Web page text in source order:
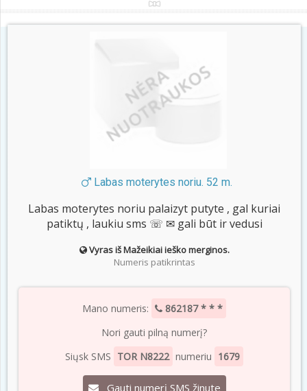
Labas moterytes noriu. 52 m.
Labas moterytes noriu palaizyt putyte , gal kuriai
patiktų , laukiu sms ☏ ✉ gali būt ir vedusi
Vyras iš Mažeikiai ieško merginos.
Numeris patikrintas
Mano numeris:
862187 * * *
Nori gauti pilną numerį?
Siųsk SMS TOR N8222 numeriu 1679
Gauti numerį SMS žinute